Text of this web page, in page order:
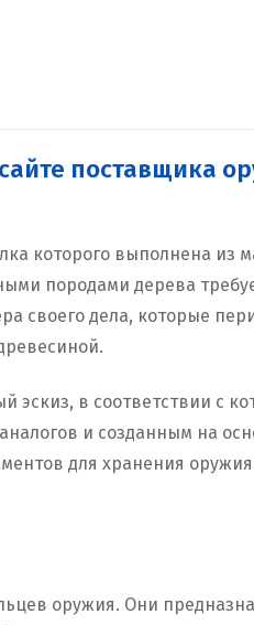
поставщика
которого выполнена из
породами дерева
своего дела, которые
в соответствии с
и созданным на
для хранения
оружия. Они